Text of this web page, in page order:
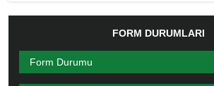
FORM DURUMLARI
Form Durumu